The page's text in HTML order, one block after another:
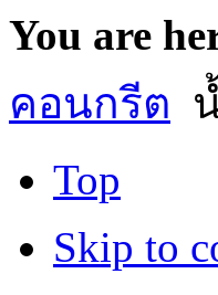
You are
คอนกรีต
Top
Skip to